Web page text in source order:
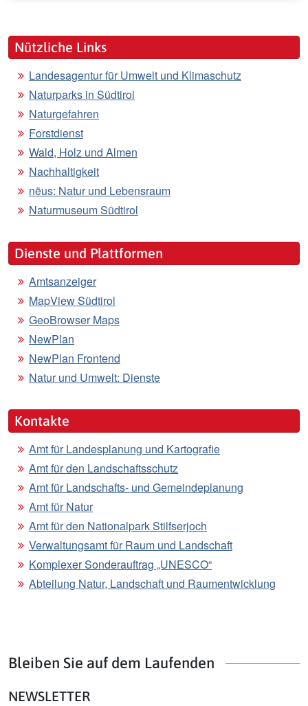
Nützliche Links
Landesagentur für Umwelt und Klimaschutz
Naturparks in Südtirol
Naturgefahren
Forstdienst
Wald, Holz und Almen
Nachhaltigkeit
nëus: Natur und Lebensraum
Naturmuseum Südtirol
Dienste und Plattformen
Amtsanzeiger
MapView Südtirol
GeoBrowser Maps
NewPlan
NewPlan Frontend
Natur und Umwelt: Dienste
Kontakte
Amt für Landesplanung und Kartografie
Amt für den Landschaftsschutz
Amt für Landschafts- und Gemeindeplanung
Amt für Natur
Amt für den Nationalpark Stilfserjoch
Verwaltungsamt für Raum und Landschaft
Komplexer Sonderauftrag „UNESCO“
Abteilung Natur, Landschaft und Raumentwicklung
Bleiben Sie auf dem Laufenden
NEWSLETTER